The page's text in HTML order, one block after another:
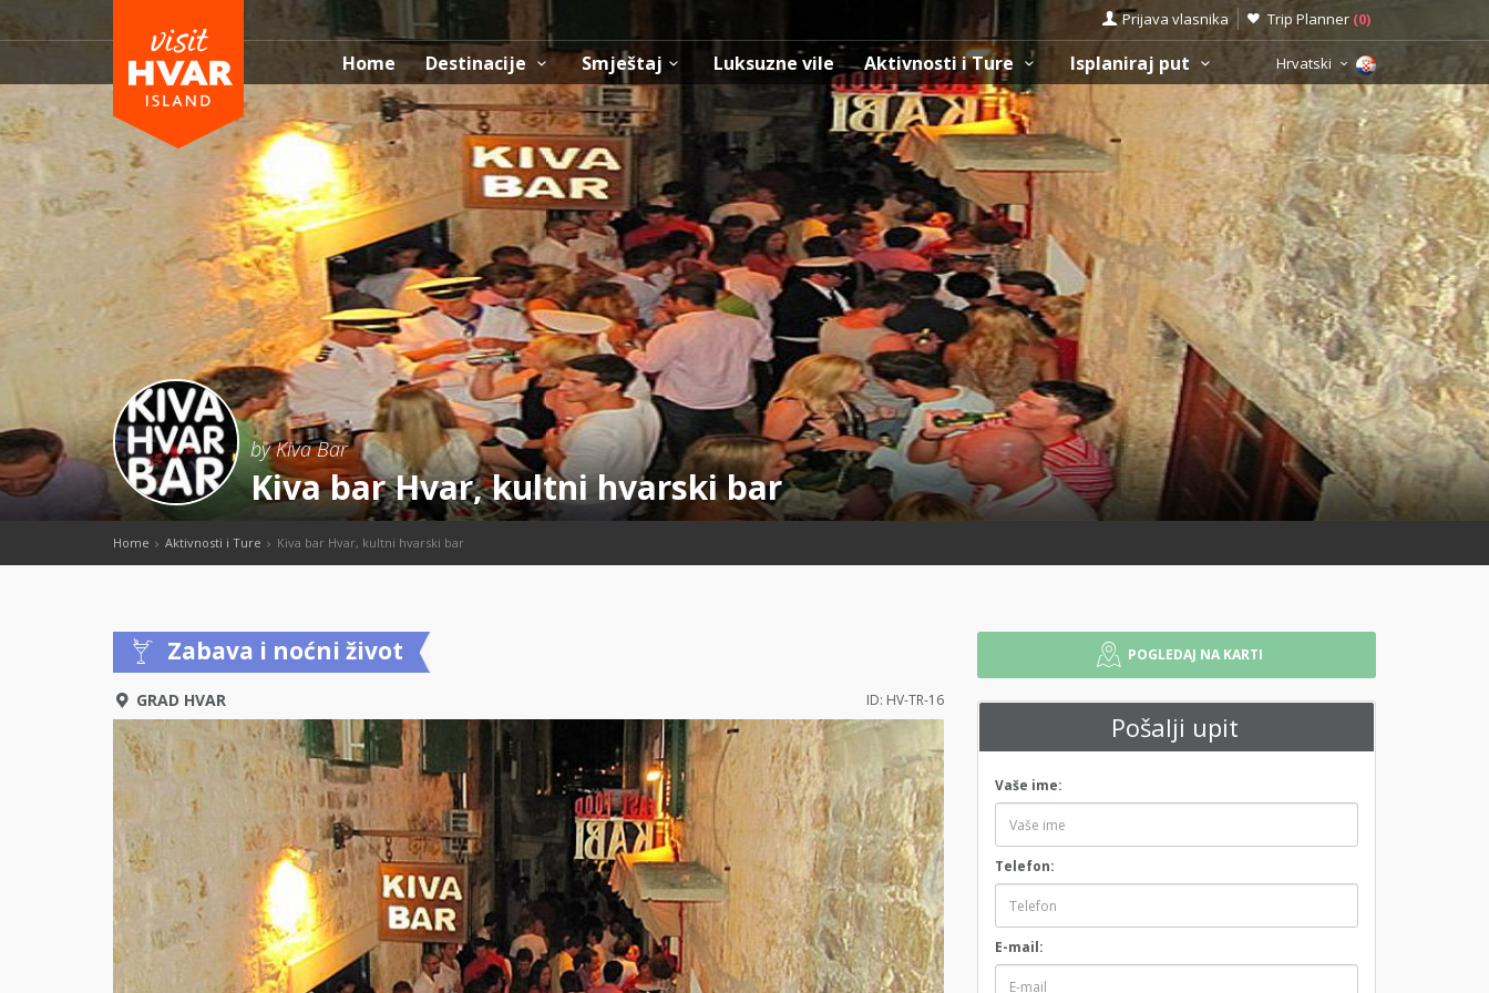
Prijava vlasnika Trip Planner (0)
Home Destinacije Smještaj Luksuzne vile Aktivnosti i Ture Isplaniraj put Hrvatski
by Kiva Bar
Kiva bar Hvar, kultni hvarski bar
Home Aktivnosti i Ture Kiva bar Hvar, kultni hvarski bar
Zabava i noćni život
GRAD HVAR ID: HV-TR-16
POGLEDAJ NA KARTI
Pošalji upit
Vaše ime:
Telefon:
E-mail: